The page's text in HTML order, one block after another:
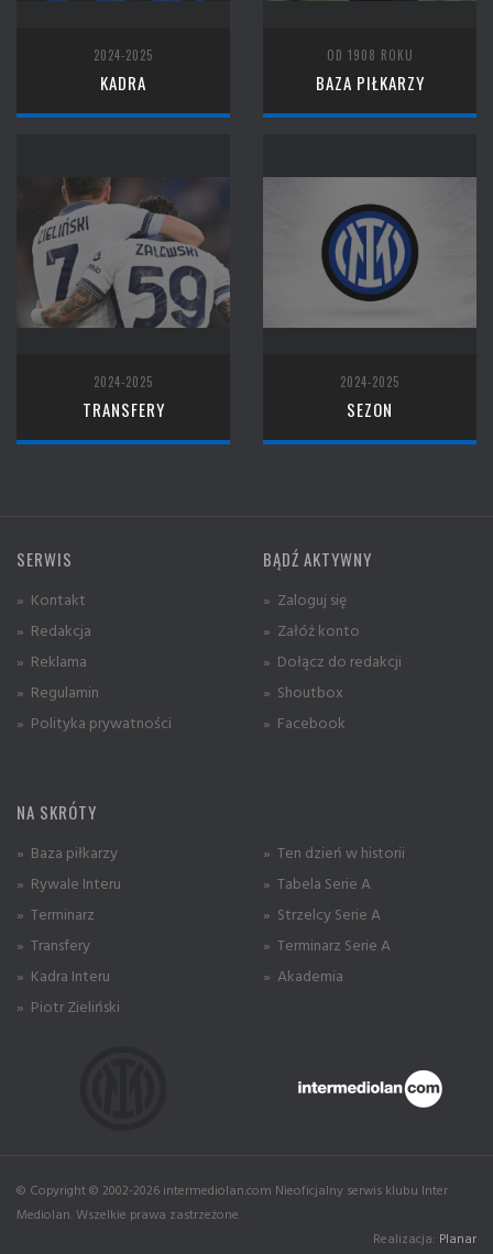
2024-2025
KADRA
OD 1908 ROKU
BAZA PIŁKARZY
2024-2025
TRANSFERY
2024-2025
SEZON
SERWIS
» Kontakt
» Redakcja
» Reklama
» Regulamin
» Polityka prywatności
BĄDŹ AKTYWNY
» Zaloguj się
» Załóż konto
» Dołącz do redakcji
» Shoutbox
» Facebook
NA SKRÓTY
» Baza piłkarzy
» Rywale Interu
» Terminarz
» Transfery
» Kadra Interu
» Piotr Zieliński
» Ten dzień w historii
» Tabela Serie A
» Strzelcy Serie A
» Terminarz Serie A
» Akademia
© Copyright © 2002-2026 intermediolan.com Nieoficjalny serwis klubu Inter
Mediolan. Wszelkie prawa zastrzeżone.
Realizacja: Planar